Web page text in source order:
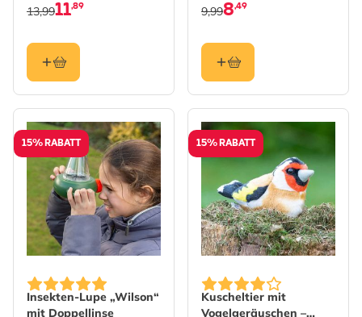
11,89
13,99 8,49
9,99
15% RABATT
Insekten-Lupe „Wilson“
mit Doppellinse
15% RABATT
Kuscheltier mit
Vogelgeräuschen –